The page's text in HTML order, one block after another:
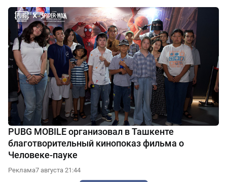
PUBG MOBILE организовал в Ташкенте
благотворительный кинопоказ фильма о
Человеке-пауке
Реклама7 августа 21:44